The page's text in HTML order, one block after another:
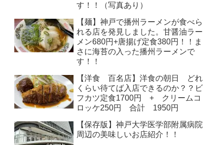
す！！（写真あり）
【麺】神戸で播州ラーメンが食べら
れる店を発見しました。甘醤油ラー
メン680円+唐揚げ定食380円！！ま
さに海苔の入った播州ラーメンで
す！！
【洋食 百名店】洋食の朝日 どれ
くらい待てば入店できるのか？？ビ
フカツ定食1700円 + クリームコ
ロッケ250円 合計 1950円
【保存版】神戸大学医学部附属病院
周辺の美味しいお店紹介！！